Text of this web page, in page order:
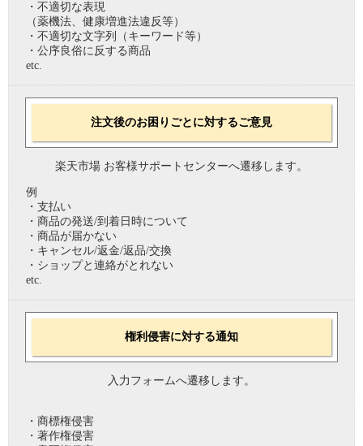
・不適切な表現
（薬機法、健康増進法違反等）
・不適切な文字列（キーワード等）
・公序良俗に反する商品
etc.
注文後のお困りごとに対するご意見
楽天市場 お客様サポートセンターへ遷移します。
例
・支払い
・商品の発送/到着日時について
・商品が届かない
・キャンセル/返金/返品/交換
・ショップと連絡がとれない
etc.
権利侵害に対する通知
入力フォームへ遷移します。
・商標権侵害
・著作権侵害